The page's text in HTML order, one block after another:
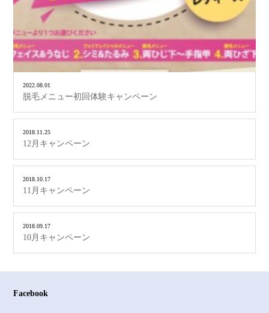
2022.08.01
脱毛メニュー初回体験キャンペーン
2018.11.25
12月キャンペーン
2018.10.17
11月キャンペーン
2018.09.17
10月キャンペーン
Facebook